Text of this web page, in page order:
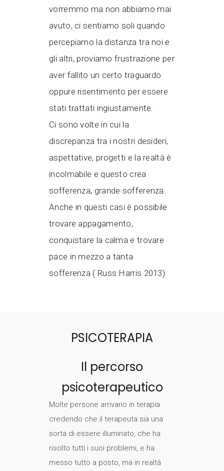
vorremmo ma non abbiamo mai
avuto, ci sentiamo soli quando
percepiamo la distanza tra noi e
gli altri, proviamo frustrazione per
aver fallito un certo traguardo
oppure risentimento per essere
stati trattati ingiustamente.
Ci sono volte in cui la
discrepanza tra i nostri desideri,
aspettative, progetti e la realtà è
incolmabile e questo crea
sofferenza, grande sofferenza.
Anche in questi casi è possibile
trovare appagamento,
conquistare la calma e trovare
pace in mezzo a tanta
sofferenza ( Russ Harris 2013)
PSICOTERAPIA
Il percorso
psicoterapeutico
Molte persone arrivano in terapia
credendo che il terapeuta sia una
sorta di essere illuminato, che ha
risolto tutti i suoi problemi, e ha
messo tutto a posto, ma in realtà